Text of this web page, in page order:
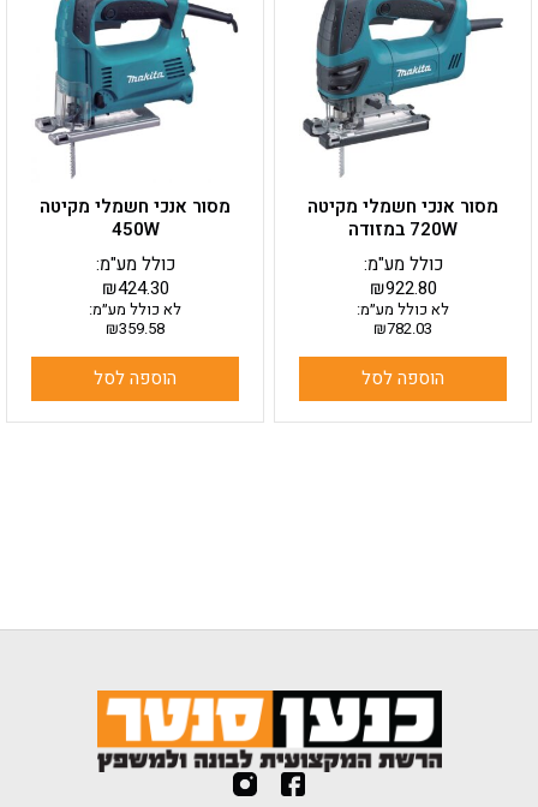
מסור אנכי חשמלי מקיטה
720W במזודה
₪922.80
כולל מע"מ:
לא כולל מע״מ:
₪782.03
הוספה לסל
מסור אנכי חשמלי מקיטה
450W
₪424.30
כולל מע"מ:
לא כולל מע״מ:
₪359.58
הוספה לסל